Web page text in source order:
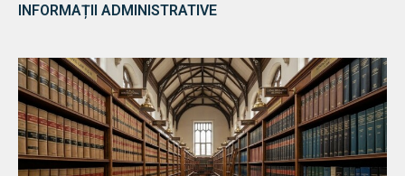
INFORMAȚII ADMINISTRATIVE